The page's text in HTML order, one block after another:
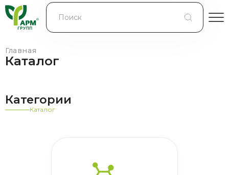
Главная
Каталог
Категории
Каталог